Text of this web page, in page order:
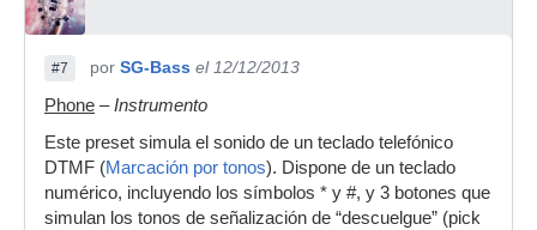
#7 por SG-Bass el 12/12/2013
Phone –Instrumento
Este preset simula el sonido de un teclado telefónico
DTMF (Marcación por tonos). Dispone de un teclado
numérico, incluyendo los símbolos * y #, y 3 botones que
simulan los tonos de señalización de “descuelgue” (pick